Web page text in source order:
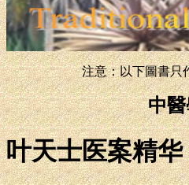
注意：以下圖書只
中
叶天士医案精华